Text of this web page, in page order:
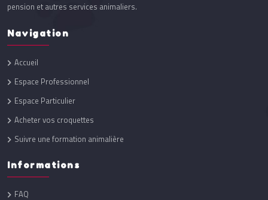
pension et autres services animaliers.
Navigation
Accueil
Espace Professionnel
Espace Particulier
Acheter vos croquettes
Suivre une formation animalière
Informations
FAQ